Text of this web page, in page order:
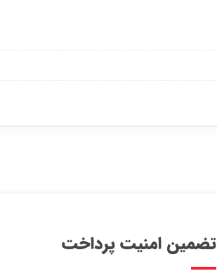
تضمین امنیت پرداخت